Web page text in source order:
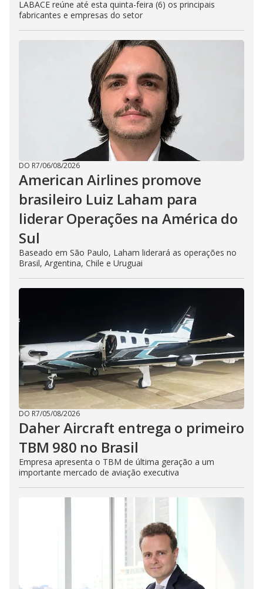
LABACE reúne até esta quinta-feira (6) os principais
fabricantes e empresas do setor
DO R7/06/08/2026
American Airlines promove
brasileiro Luiz Laham para
liderar Operações na América do
Sul
Baseado em São Paulo, Laham liderará as operações no
Brasil, Argentina, Chile e Uruguai
DO R7/05/08/2026
Daher Aircraft entrega o primeiro
TBM 980 no Brasil
Empresa apresenta o TBM de última geração a um
importante mercado de aviação executiva